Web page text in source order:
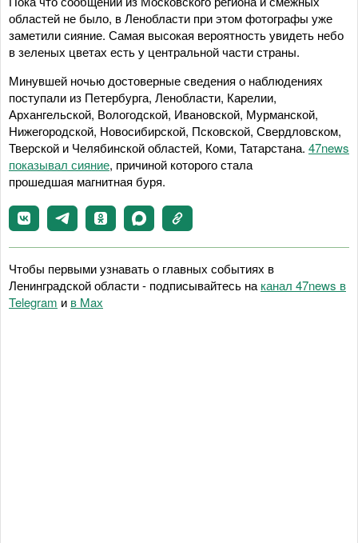
областей не было, в Ленобласти при этом фотографы уже
заметили сияние. Самая высокая вероятность увидеть небо
в зеленых цветах есть у центральной части страны.
Минувшей ночью достоверные сведения о наблюдениях
поступали из Петербурга, Ленобласти, Карелии,
Архангельской, Вологодской, Ивановской, Мурманской,
Нижегородской, Новосибирской, Псковской, Свердловском,
Тверской и Челябинской областей, Коми, Татарстана. 47news
показывал сияние, причиной которого стала
прошедшая магнитная буря.
Чтобы первыми узнавать о главных событиях в
Ленинградской области - подписывайтесь на канал 47news в
Telegram и в Maх